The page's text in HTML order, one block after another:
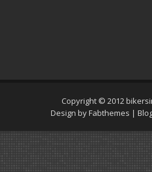
Copyright © 2012
Design byFabthemes |